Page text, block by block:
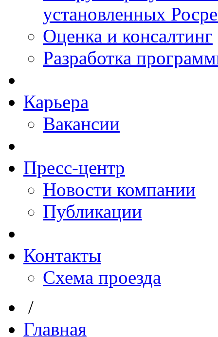
установленных
Оценка и консалтинг
Разработка
Карьера
Вакансии
Пресс-центр
Новости компании
Публикации
Контакты
Схема проезда
/
Главная